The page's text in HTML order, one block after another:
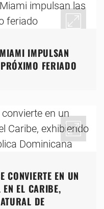
IMPULSAN
FERIADO
CONVIERTE EN UN
EL CARIBE,
DE